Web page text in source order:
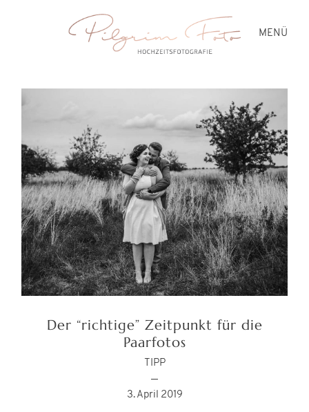
MENÜ
Der “richtige” Zeitpunkt für die
Paarfotos
TIPP
3. April 2019
PREISE
BLOG
ÜBER MICH